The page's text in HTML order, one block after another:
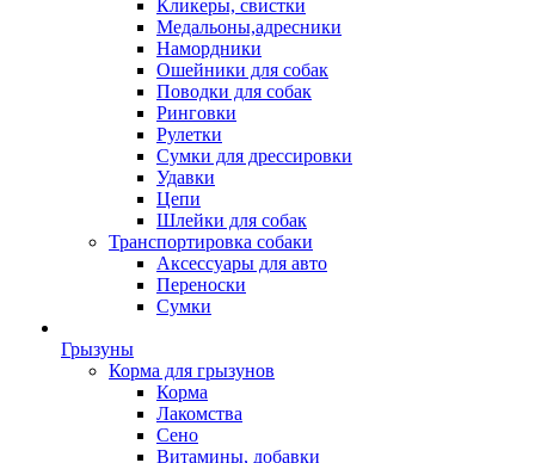
Кликеры, свистки
Медальоны,адресники
Намордники
Ошейники для собак
Поводки для собак
Ринговки
Рулетки
Сумки для дрессировки
Удавки
Цепи
Шлейки для собак
Транспортировка собаки
Аксессуары для авто
Переноски
Сумки
Грызуны
Корма для грызунов
Корма
Лакомства
Сено
Витамины, добавки